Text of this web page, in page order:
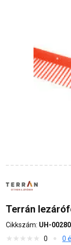
Terrán
Cikkszám: UH-
0
0